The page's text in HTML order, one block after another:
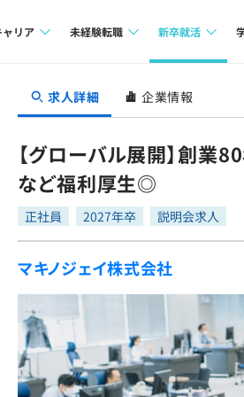
リア
功ガイド
未経験転職
求人検索
転職成功ガイド
新卒就活
本選考
インターン
インタビュー
就活成功ガイド
求人詳細 企業情報
【グローバル展開】創業
など福利厚生◎
正社員 2027年卒 説明会求人
マキノジェイ株式会社